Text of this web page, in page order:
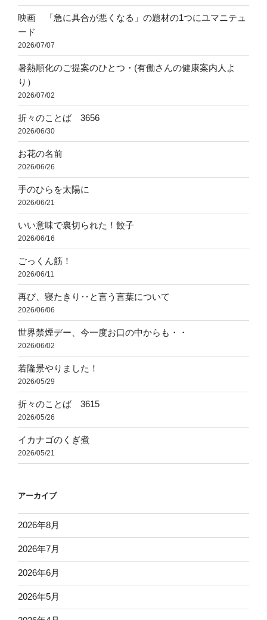
映画 「急に具合が悪くなる」の題材の1つにユマニテュ
ード
2026/07/07
暑熱順化のご提案のひとつ・(有働さんの健康案内人よ
り）
2026/07/02
折々のことば 3656
2026/06/30
お花の名前
2026/06/26
手のひらを太陽に
2026/06/21
いい意味で裏切られた！餃子
2026/06/16
ごっくん筋！
2026/06/11
再び、寝たきり‥と言う言葉について
2026/06/06
世界禁煙デー、今一度お口の中からも・・
2026/06/02
若隆景やりました！
2026/05/29
折々のことば 3615
2026/05/26
イカナゴのくぎ煮
2026/05/21
アーカイブ
2026年8月
2026年7月
2026年6月
2026年5月